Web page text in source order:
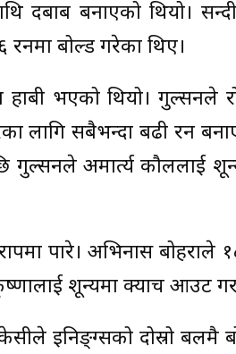
दबाब बनाएको थियो।
रनमा बोल्ड गरेका थिए।
भएको थियो। गुल्सनले
लागि सबैभन्दा बढी रन
गुल्सनले अमार्त्य कौललाई
पारे। अभिनास बोहराले
शून्यमा क्याच आउट
इनिङ्ग्सको दोस्रो बलमै